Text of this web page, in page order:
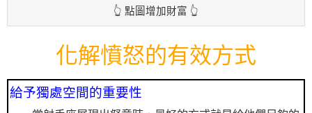
👆 點圖增加財富 👆
化解憤怒的有效方式
給予獨處空間的重要性